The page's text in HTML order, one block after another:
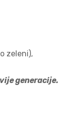
zeleni),
generacije.